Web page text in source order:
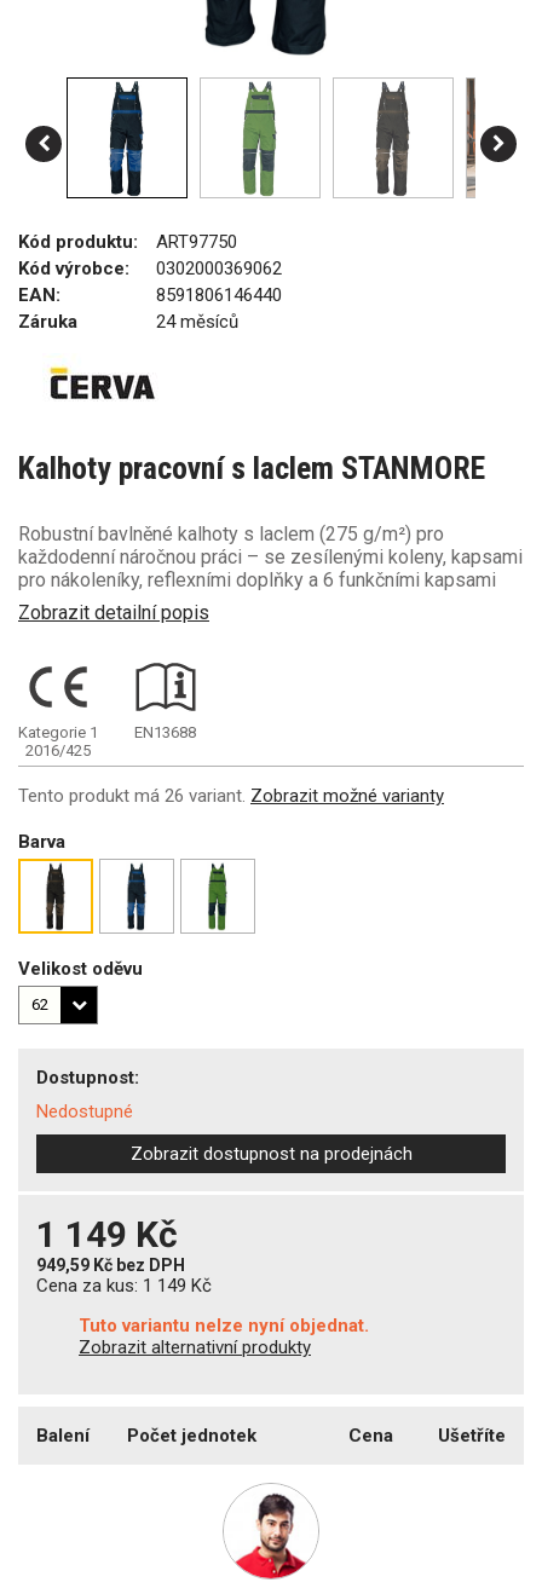
Kód produktu:
ART97750
Kód výrobce:
0302000369062
EAN:
8591806146440
Záruka
24 měsíců
Kalhoty pracovní s laclem STANMORE
Robustní bavlněné kalhoty s laclem (275 g/m²) pro
každodenní náročnou práci – se zesílenými koleny, kapsami
pro nákoleníky, reflexními doplňky a 6 funkčními kapsami
Zobrazit detailní popis
Kategorie 1
2016/425
EN13688
Tento produkt má 26 variant. Zobrazit možné varianty
Barva
Velikost oděvu
Dostupnost:
Nedostupné
Zobrazit dostupnost na prodejnách
1 149 Kč
949,59 Kč bez DPH
Cena za kus: 1 149 Kč
Tuto variantu nelze nyní objednat.
Zobrazit alternativní produkty
Balení Počet jednotek Cena Ušetříte